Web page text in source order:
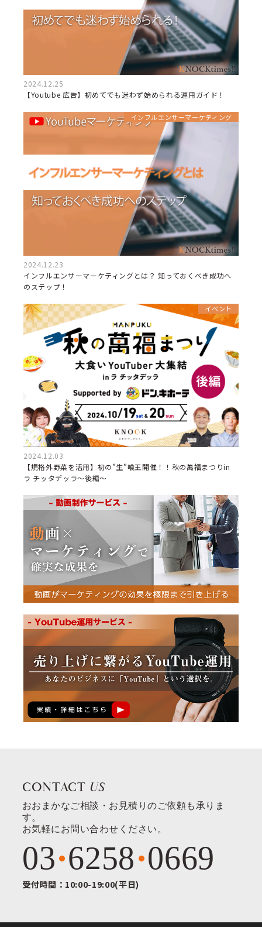
2024.12.25
【Youtube 広告】初めてでも迷わず始められる運用ガイド！
インフルエンサーマーケティング
2024.12.23
インフルエンサーマーケティングとは？ 知っておくべき成功へ
のステップ！
イベント
2024.12.03
【規格外野菜を活用】初の”生”喰王開催！！秋の萬福まつりin
ラ チッタデッラ～後編～
CONTACT US
おおまかなご相談・お見積りのご依頼も承りま
す。
お気軽にお問い合わせください。
03 6258 0669
受付時間：10:00-19:00(平日)